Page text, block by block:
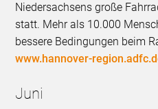
Niedersachsens große
statt. Mehr als 10.000
bessere Bedingungen beim
www.hannover-
Juni